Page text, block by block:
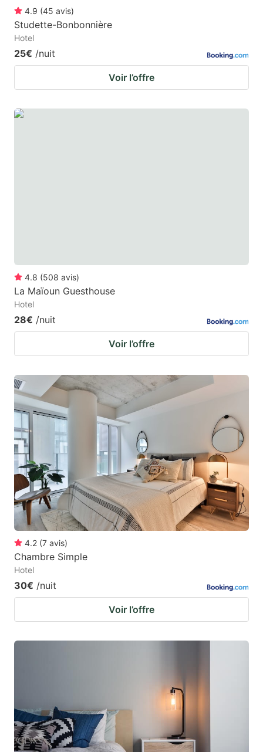
4.9 (45 avis)
Studette-Bonbonnière
Hotel
25€ /nuit
Voir l’offre
4.8 (508 avis)
La Maïoun Guesthouse
Hotel
28€ /nuit
Voir l’offre
4.2 (7 avis)
Chambre Simple
Hotel
30€ /nuit
Voir l’offre